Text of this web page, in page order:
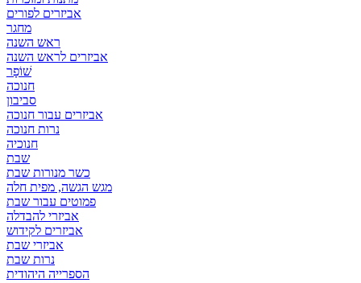
אביזרים לפורים
מחגר
ראש השנה
אביזרים לראש השנה
שׁוֹפָר
חנוכה
סביבון
אביזרים עבור חנוכה
נרות חנוכה
חנוכיה
שבת
כשר מנורות שבת
מגש הגשה, מפית חלה
פמוטים עבור שבת
אביזרי להבדלה
אביזרים לקידוש
אביזרי שבת
נרות שבת
הספרייה היהודית